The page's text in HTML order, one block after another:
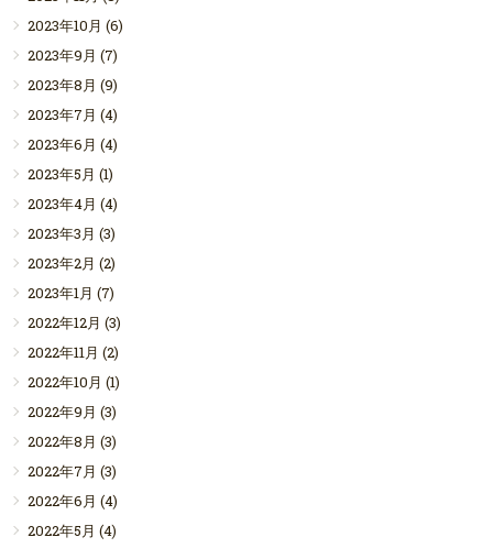
2023年10月 (6)
2023年9月 (7)
2023年8月 (9)
2023年7月 (4)
2023年6月 (4)
2023年5月 (1)
2023年4月 (4)
2023年3月 (3)
2023年2月 (2)
2023年1月 (7)
2022年12月 (3)
2022年11月 (2)
2022年10月 (1)
2022年9月 (3)
2022年8月 (3)
2022年7月 (3)
2022年6月 (4)
2022年5月 (4)